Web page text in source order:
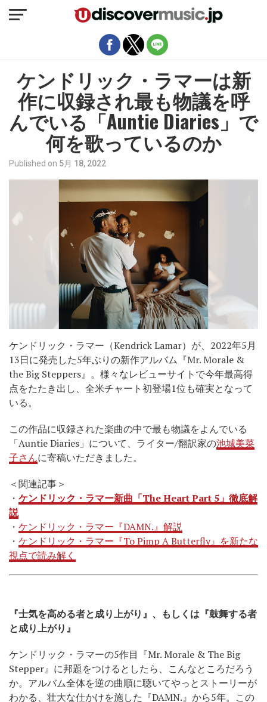
ケンドリック・ラマーは新
作に収録され最も物議を呼
んでいる「Auntie Diaries」で
何を歌っているのか
Published on 5月 18, 2022
ケンドリック・ラマー（Kendrick Lamar）が、2022年5月
13日に発売した5年ぶりの新作アルバム『Mr. Morale &
the Big Steppers』。様々なレビューサイトで今年最高得
点をたたき出し、全米チャート初登場1位も確実となって
いる。
この作品に収録された楽曲の中で最も物議をよんでいる
「Auntie Diaries」について、ライター/翻訳家の池城美菜
子さんに寄稿いただきました。
＜関連記事＞
・ ケンドリック・ラマー新曲「The Heart Part 5」徹底解
説
・ ケンドリック・ラマー『DAMN.』解説
・ ケンドリック・ラマー『To Pimp A Butterfly』を新たな
視点で読み解く
『士気を高める者と成り上がり』、もしくは『鼓舞する者
と成り上がり』
ケンドリック・ラマーの5作目『Mr. Morale & The Big
Stepper』に邦題をつけるとしたら、こんなところだろう
か。アルバム全体を逆の曲順に聴いてやっとストーリーが
わかる、壮大な仕かけを施した『DAMN.』から5年。この
モバイルバージョンを終了